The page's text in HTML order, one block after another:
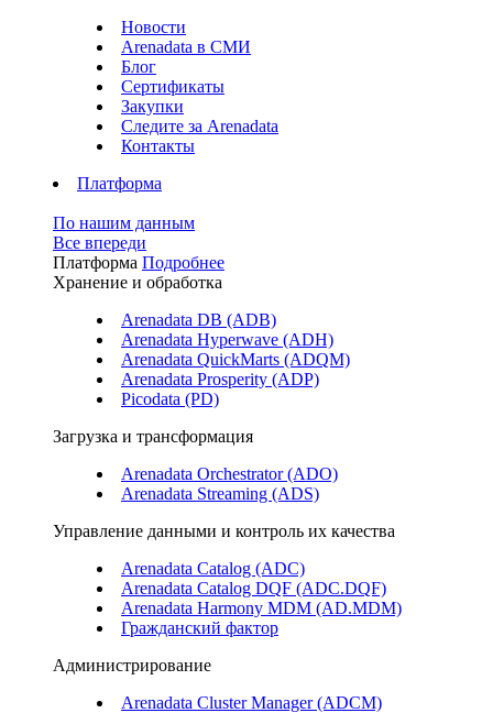
Новости
Arenadata в СМИ
Блог
Сертификаты
Закупки
Следите за Аrenadata
Контакты
Платформа
По нашим данным
Все впереди
Платформа Подробнее
Хранение и обработка
Arenadata DB (ADB)
Arenadata Hyperwave (ADH)
Arenadata QuickMarts (ADQM)
Arenadata Prosperity (ADP)
Picodata (PD)
Загрузка и трансформация
Arenadata Orchestrator (ADO)
Arenadata Streaming (ADS)
Управление данными и контроль их качества
Arenadata Catalog (ADC)
Arenadata Catalog DQF (ADС.DQF)
Arenadata Harmony MDM (AD.MDM)
Гражданский фактор
Администрирование
Arenadata Cluster Manager (ADCM)